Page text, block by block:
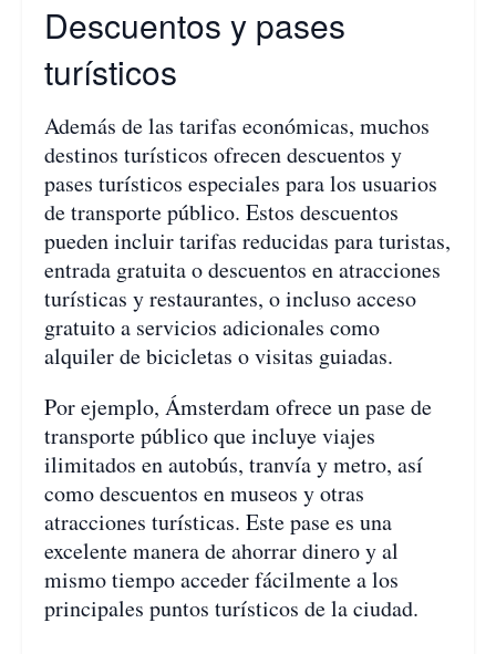
Descuentos y pases
turísticos
Además de las tarifas económicas, muchos
destinos turísticos ofrecen descuentos y
pases turísticos especiales para los usuarios
de transporte público. Estos descuentos
pueden incluir tarifas reducidas para turistas,
entrada gratuita o descuentos en atracciones
turísticas y restaurantes, o incluso acceso
gratuito a servicios adicionales como
alquiler de bicicletas o visitas guiadas.
Por ejemplo, Ámsterdam ofrece un pase de
transporte público que incluye viajes
ilimitados en autobús, tranvía y metro, así
como descuentos en museos y otras
atracciones turísticas. Este pase es una
excelente manera de ahorrar dinero y al
mismo tiempo acceder fácilmente a los
principales puntos turísticos de la ciudad.